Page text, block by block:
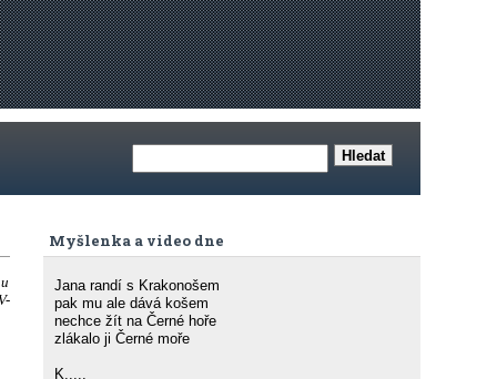
Myšlenka a video dne
Jana randí s Krakonošem
pak mu ale dává košem
nechce žít na Černé hoře
zlákalo ji Černé moře
K.....